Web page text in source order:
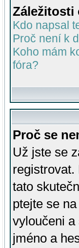
Záležitosti
Kdo napsal
Proč není k
Koho mám
fóra?
Proč se
Už jste se
registrovat.
tato
ptejte se
vyloučeni
jméno a